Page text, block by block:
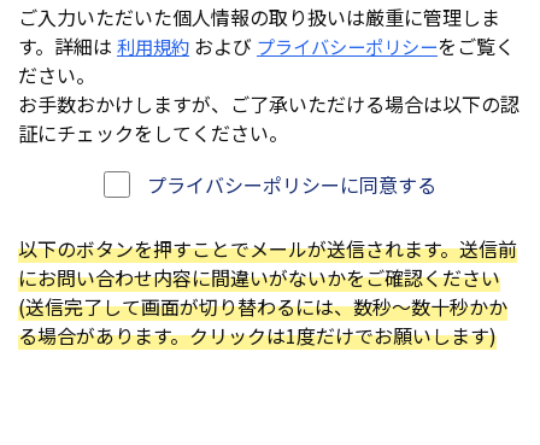
ご入力いただいた個人情報の取り扱いは厳重に管理しま
す。詳細は 利用規約 および プライバシーポリシーをご覧く
ださい。
お手数おかけしますが、ご了承いただける場合は以下の認
証にチェックをしてください。
プライバシーポリシーに同意する
以下のボタンを押すことでメールが送信されます。送信前
にお問い合わせ内容に間違いがないかをご確認ください
(送信完了して画面が切り替わるには、数秒～数十秒かか
る場合があります。クリックは1度だけでお願いします)